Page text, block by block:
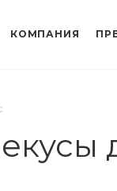
КОМПАНИЯ